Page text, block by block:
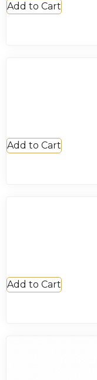
Add to Cart
Add to Cart
Add to Cart